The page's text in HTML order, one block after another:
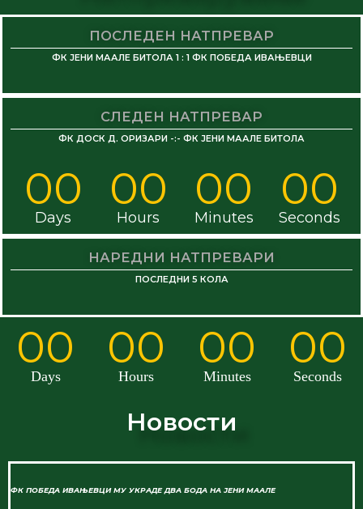
ПОСЛЕДЕН НАТПРЕВАР
ФК ЈЕНИ МААЛЕ БИТОЛА 1 : 1 ФК ПОБЕДА ИВАЊЕВЦИ
СЛЕДЕН НАТПРЕВАР
ФК ДОСК Д. ОРИЗАРИ -:- ФК ЈЕНИ МААЛЕ БИТОЛА
00
Days
00
Hours
00
Minutes
00
Seconds
НАРЕДНИ НАТПРЕВАРИ
ПОСЛЕДНИ 5 КОЛА
00
Days
00
Hours
00
Minutes
00
Seconds
Новости
ФК ПОБЕДА ИВАЊЕВЦИ МУ УКРАДЕ ДВА БОДА НА ЈЕНИ МААЛЕ